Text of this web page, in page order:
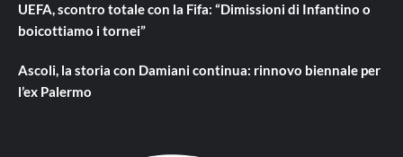
UEFA, scontro totale con la Fifa: “Dimissioni di Infantino o
boicottiamo i tornei”
Ascoli, la storia con Damiani continua: rinnovo biennale per
l’ex Palermo